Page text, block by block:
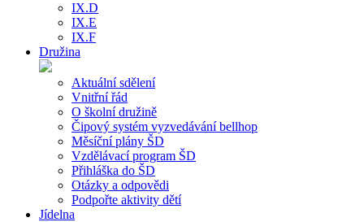
IX.D
IX.E
IX.F
Družina
Aktuální sdělení
Vnitřní řád
O školní družině
Čipový systém vyzvedávání bellhop
Měsíční plány ŠD
Vzdělávací program ŠD
Přihláška do ŠD
Otázky a odpovědi
Podpořte aktivity dětí
Jídelna